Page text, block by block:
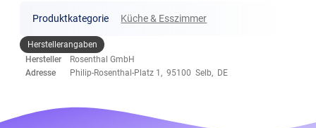
Produktkategorie Küche & Esszimmer
Herstellerangaben
Hersteller
Rosenthal GmbH
Adresse
Philip-Rosenthal-Platz 1, 95100 Selb, DE